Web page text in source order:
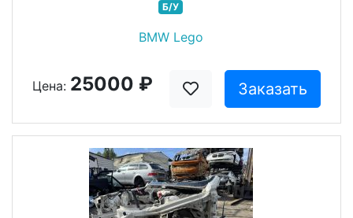
Б/У
BMW Lego
Цена: 25000 ₽ Заказать